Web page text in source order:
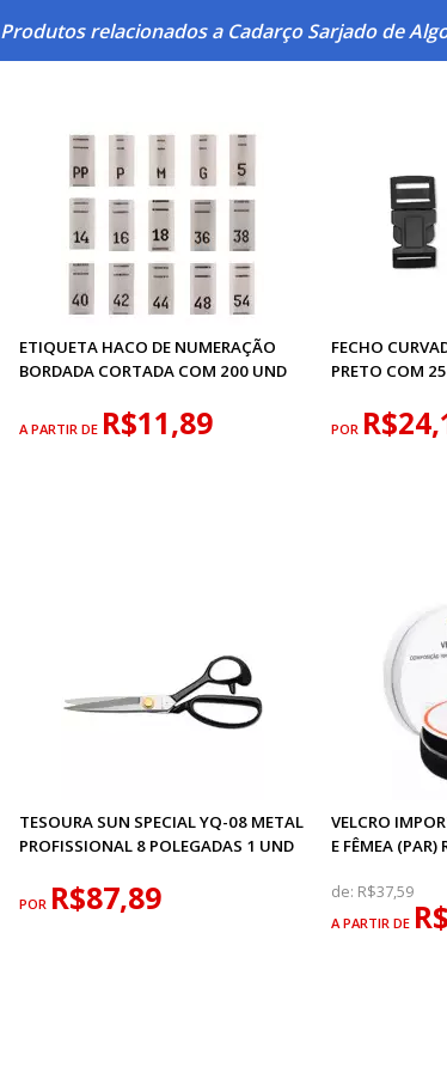
Produtos relacionados a Cadarço Sarjado de
ETIQUETA HACO DE NUMERAÇÃO
BORDADA CORTADA COM 200 UND
A PARTIR DE R$11,89
FECHO
PRETO COM
POR
TESOURA SUN SPECIAL YQ-08 METAL
PROFISSIONAL 8 POLEGADAS 1 UND
POR R$87,89
VELCRO
E FÊMEA
de: R$37,59
A PARTIR DE